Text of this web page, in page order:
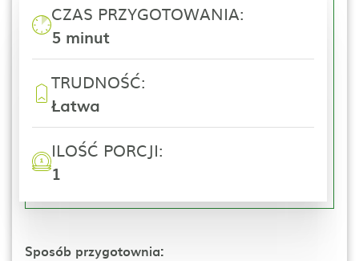
CZAS PRZYGOTOWANIA:
5 minut
TRUDNOŚĆ:
Łatwa
ILOŚĆ PORCJI:
1
Sposób przygotownia: